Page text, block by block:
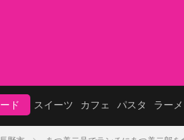
ド スイーツ カフェ パスタ ラー